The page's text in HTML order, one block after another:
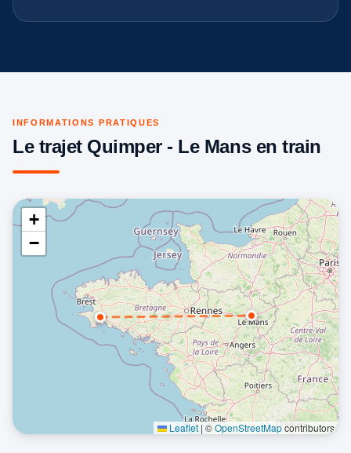
INFORMATIONS PRATIQUES
Le trajet Quimper - Le Mans en train
+
−
Leaflet | ©OpenStreetMapcontributors